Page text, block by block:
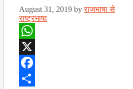
August 31, 2019 byराजभाषा से
राष्ट्रभाषा
WhatsApp
X
Facebook